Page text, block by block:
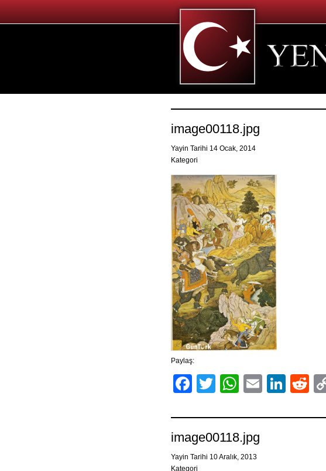
image00118.jpg
Yayin Tarihi 14 Ocak, 2014
Kategori
Paylaş:
Facebook
TwitterWhatsApp
Email
image00118.jpg
Yayin Tarihi 10 Aralık, 2013
Kategori